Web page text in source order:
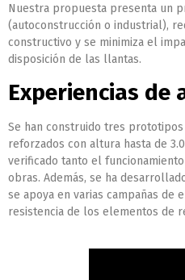
Nuestra propuesta presenta un
(autoconstrucción o industrial),
constructivo y se minimiza el
disposición de las llantas.
Experiencias de
Se han construido tres
reforzados con altura hasta de
verificado tanto el
obras. Además, se ha
se apoya en varias campañas de
resistencia de los elementos de